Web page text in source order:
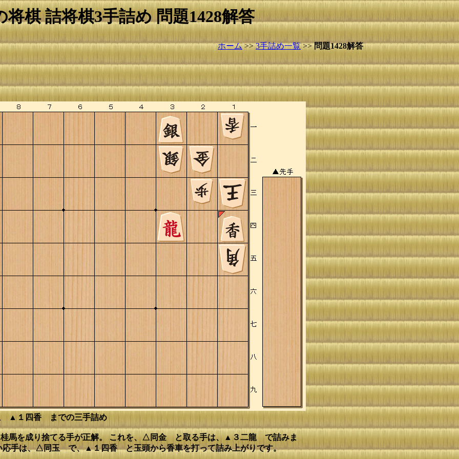
将棋 詰将棋3手詰め 問題1428解答
ホーム>>3手詰め一覧>>問題1428解答
１四香 までの三手詰め
馬を成り捨てる手が正解。 これを、△同金 と取る手は、▲３二龍 で詰みま
応手は、△同玉 で、▲１四香 と玉頭から香車を打って詰み上がりです。